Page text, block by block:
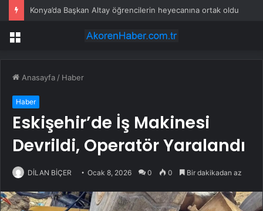
Konya’da Başkan Altay öğrencilerin heyecanına ortak oldu
Menü
Anasayfa / Haber
Haber
Eskişehir’de İş Makinesi
Devrildi, Operatör Yaralandı
DİLAN BİÇER Ocak 8, 2026 0 0 Bir dakikadan az